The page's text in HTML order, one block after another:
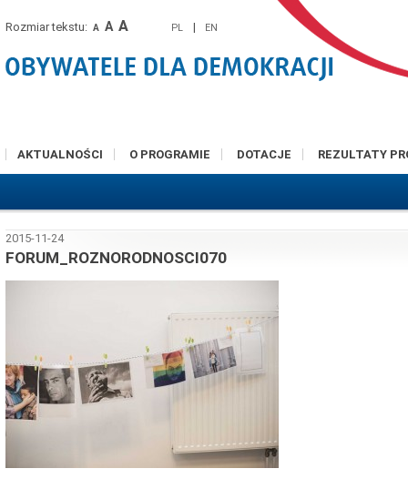
Rozmiar tekstu: A A A PL | EN
AKTUALNOŚCI O PROGRAMIE DOTACJE REZULTATY
2015-11-24
FORUM_ROZNORODNOSCI070